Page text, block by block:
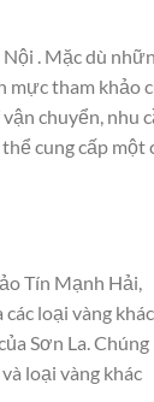
Nội . Mặc dù
mực tham khảo
chuyển, nhu
cung cấp một
Tín Mạnh Hải,
loại vàng khác
Sơn La. Chúng
loại vàng khác